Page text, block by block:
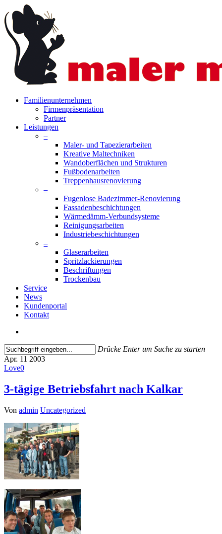
to
main
content
search
Menu
Familienunternehmen
Firmenpräsentation
Partner
Leistungen
–
Maler- und Tapezierarbeiten
Kreative Maltechniken
Wandoberflächen und Strukturen
Fußbodenarbeiten
Treppenhausrenovierung
–
Fugenlose Badezimmer-Renovierung
Fassadenbeschichtungen
Wärmedämm-Verbundsysteme
Reinigungsarbeiten
Industriebeschichtungen
–
Glaserarbeiten
Spritzlackierungen
Beschriftungen
Trockenbau
Service
News
Kundenportal
Kontakt
Drücke Enter um Suche zu starten
Close
Search
Apr. 11 2003
Love0
3-tägige Betriebsfahrt nach Kalkar
Von admin Uncategorized